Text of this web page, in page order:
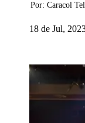
Por: Caracol
18 de Jul,